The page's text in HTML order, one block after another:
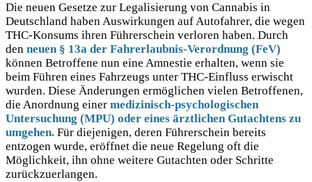
Die neuen Gesetze zur Legalisierung von Cannabis in
Deutschland haben Auswirkungen auf Autofahrer, die wegen
THC-Konsums ihren Führerschein verloren haben. Durch
den neuen § 13a der Fahrerlaubnis-Verordnung (FeV)
können Betroffene nun eine Amnestie erhalten, wenn sie
beim Führen eines Fahrzeugs unter THC-Einfluss erwischt
wurden. Diese Änderungen ermöglichen vielen Betroffenen,
die Anordnung einer medizinisch-psychologischen
Untersuchung (MPU) oder eines ärztlichen Gutachtens zu
umgehen. Für diejenigen, deren Führerschein bereits
entzogen wurde, eröffnet die neue Regelung oft die
Möglichkeit, ihn ohne weitere Gutachten oder Schritte
zurückzuerlangen.